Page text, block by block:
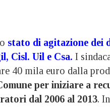
stato di agitazione dei
Cisl. Uil e Csa. I
40 mila euro dalla
per iniziare a
dal 2006 al 2013.